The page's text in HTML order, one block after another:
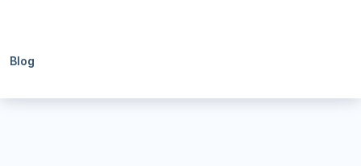
Blog